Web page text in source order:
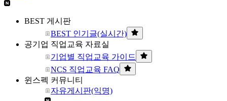
BEST 게시판
BEST 인기글(실시간)
공기업 직업교육 자료실
기업별 직업교육 가이드
NCS 직업교육 FAQ
윈스펙 커뮤니티
자유게시판(익명)